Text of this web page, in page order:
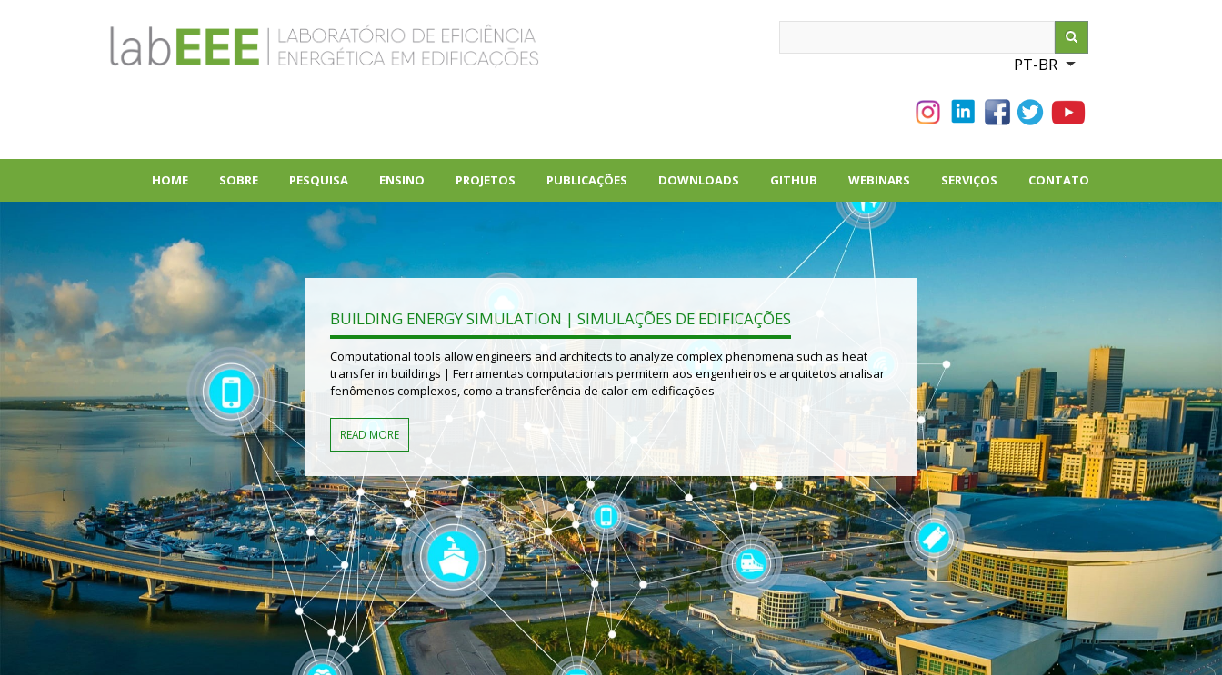
PT-BR
List additional
HOME SOBRE PESQUISA ENSINO PROJETOS PUBLICAÇÕES DOWNLOADS GITHUB WEBINARS SERVIÇOS CONTATO
BUILDING ENERGY SIMULATION | SIMULAÇÕES DE EDIFICAÇÕES
Computational tools allow engineers and architects to analyze complex phenomena such as heat
transfer in buildings | Ferramentas computacionais permitem aos engenheiros e arquitetos analisar
fenômenos complexos, como a transferência de calor em edificações
READ MORE